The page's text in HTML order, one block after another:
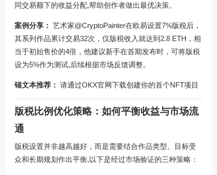
同交易额下的收益分配,帮助创作者做出最优决策。
案例分享： 艺术家@CryptoPainter在欧易设置7%版税后，
其系列作品累计交易32次，仅版税收入就达到2.8 ETH，相
当于初始售价的4倍，他建议新手在首期发布时，可将版税
设为5%作为测试,后续根据市场反馈调整。
锚文本推荐： 请通过OKX官网下载创建你的首个NFT项目
版税比例优化策略：如何平衡收益与市场流
通
版税设置并非越高越好，而是需要结合作品类型、目标受
众和长期规划作出平衡,以下是经过市场验证的三种策略：